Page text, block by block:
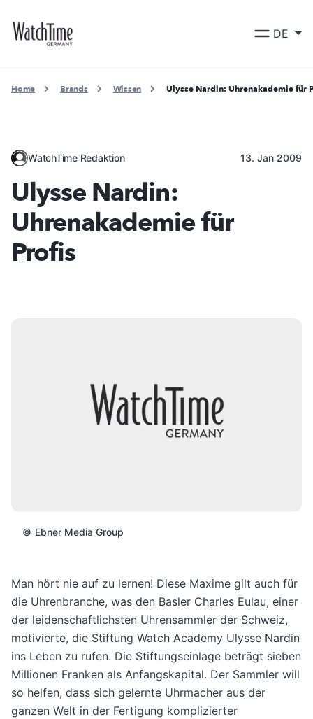
DE
Home Brands Wissen Ulysse Nardin: Uhrenakademie für
WatchTime Redaktion 13. Jan 2009
Ulysse Nardin:
Uhrenakademie für
Profis
© Ebner Media Group
Man hört nie auf zu lernen! Diese Maxime gilt auch für
die Uhrenbranche, was den Basler Charles Eulau, einer
der leidenschaftlichsten Uhrensammler der Schweiz,
motivierte, die Stiftung Watch Academy Ulysse Nardin
ins Leben zu rufen. Die Stiftungseinlage beträgt sieben
Millionen Franken als Anfangskapital. Der Sammler will
so helfen, dass sich gelernte Uhrmacher aus der
ganzen Welt in der Fertigung komplizierter